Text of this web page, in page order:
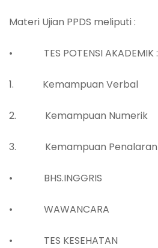
Materi Ujian PPDS meliputi :
• TES POTENSI AKADEMIK :
1. Kemampuan Verbal
2. Kemampuan Numerik
3. Kemampuan Penalaran
• BHS.INGGRIS
• WAWANCARA
• TES KESEHATAN